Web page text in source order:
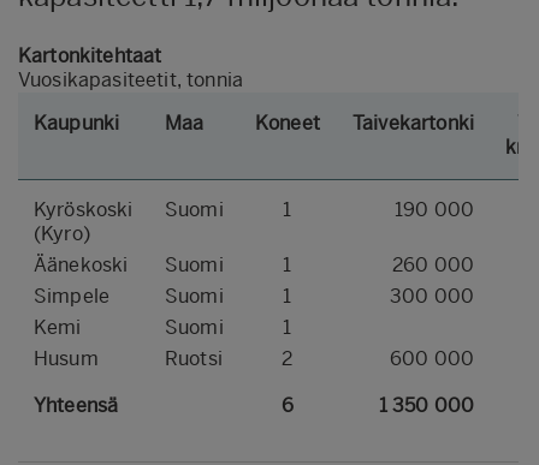
Kartonkitehtaat
Vuosikapasiteetit, tonnia
Kaupunki
Maa Koneet Taivekartonki
Kyröskoski
(Kyro)
Suomi 1 190 000
Äänekoski Suomi 1
260 000
Simpele
Suomi 1
300 000
Kemi
Suomi 1
Husum
Ruotsi 2 600 000
Yhteensä 6 1 350 000